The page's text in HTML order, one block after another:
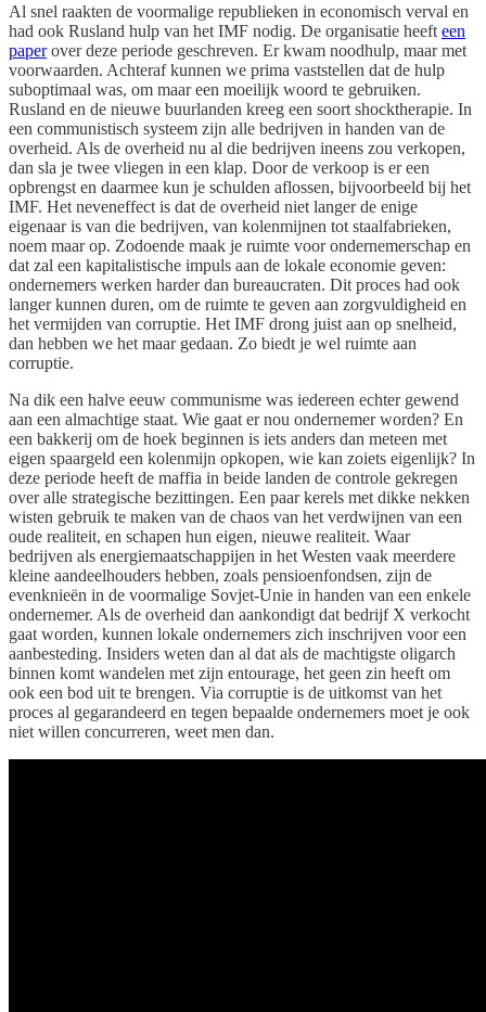
Al snel raakten de voormalige republieken in economisch verval en
had ook Rusland hulp van het IMF nodig. De organisatie heeft een
paperover deze periode geschreven. Er kwam noodhulp, maar met
voorwaarden. Achteraf kunnen we prima vaststellen dat de hulp
suboptimaal was, om maar een moeilijk woord te gebruiken.
Rusland en de nieuwe buurlanden kreeg een soort shocktherapie. In
een communistisch systeem zijn alle bedrijven in handen van de
overheid. Als de overheid nu al die bedrijven ineens zou verkopen,
dan sla je twee vliegen in een klap. Door de verkoop is er een
opbrengst en daarmee kun je schulden aflossen, bijvoorbeeld bij het
IMF. Het neveneffect is dat de overheid niet langer de enige
eigenaar is van die bedrijven, van kolenmijnen tot staalfabrieken,
noem maar op. Zodoende maak je ruimte voor ondernemerschap en
dat zal een kapitalistische impuls aan de lokale economie geven:
ondernemers werken harder dan bureaucraten. Dit proces had ook
langer kunnen duren, om de ruimte te geven aan zorgvuldigheid en
het vermijden van corruptie. Het IMF drong juist aan op snelheid,
dan hebben we het maar gedaan. Zo biedt je wel ruimte aan
corruptie.
Na dik een halve eeuw communisme was iedereen echter gewend
aan een almachtige staat. Wie gaat er nou ondernemer worden? En
een bakkerij om de hoek beginnen is iets anders dan meteen met
eigen spaargeld een kolenmijn opkopen, wie kan zoiets eigenlijk? In
deze periode heeft de maffia in beide landen de controle gekregen
over alle strategische bezittingen. Een paar kerels met dikke nekken
wisten gebruik te maken van de chaos van het verdwijnen van een
oude realiteit, en schapen hun eigen, nieuwe realiteit. Waar
bedrijven als energiemaatschappijen in het Westen vaak meerdere
kleine aandeelhouders hebben, zoals pensioenfondsen, zijn de
evenknieën in de voormalige Sovjet-Unie in handen van een enkele
ondernemer. Als de overheid dan aankondigt dat bedrijf X verkocht
gaat worden, kunnen lokale ondernemers zich inschrijven voor een
aanbesteding. Insiders weten dan al dat als de machtigste oligarch
binnen komt wandelen met zijn entourage, het geen zin heeft om
ook een bod uit te brengen. Via corruptie is de uitkomst van het
proces al gegarandeerd en tegen bepaalde ondernemers moet je ook
niet willen concurreren, weet men dan.